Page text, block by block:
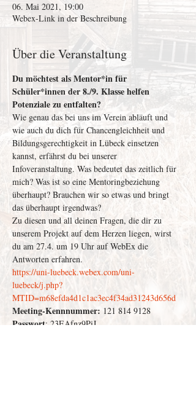
06. Mai 2021, 19:00
Webex-Link in der Beschreibung
Über die Veranstaltung
Du möchtest als Mentor*in für
Schüler*innen der 8./9. Klasse helfen
Potenziale zu entfalten?
Wie genau das bei uns im Verein abläuft und
wie auch du dich für Chancengleichheit und
Bildungsgerechtigkeit in Lübeck einsetzen
kannst, erfährst du bei unserer
Infoveranstaltung. Was bedeutet das zeitlich für
mich? Was ist so eine Mentoringbeziehung
überhaupt? Brauchen wir so etwas und bringt
das überhaupt irgendwas?
Zu diesen und all deinen Fragen, die dir zu
unserem Projekt auf dem Herzen liegen, wirst
du am 27.4. um 19 Uhr auf WebEx die
Antworten erfahren.
https://uni-luebeck.webex.com/uni-
luebeck/j.php?
MTID=m68efda4d1c1ac3ec4f34ad31243d656d
Meeting-Kennnummer: 121 814 9128
Passwort: 23EAfnz9PiJ